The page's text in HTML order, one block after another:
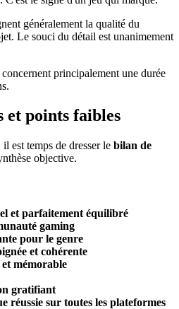
généralement la qualité du
Le souci du détail est unanimement
concernent principalement une durée
points faibles
est temps de dresser le bilan de
objective.
et parfaitement équilibré
gaming
pour le genre
et cohérente
mémorable
gratifiant
réussie sur toutes les plateformes